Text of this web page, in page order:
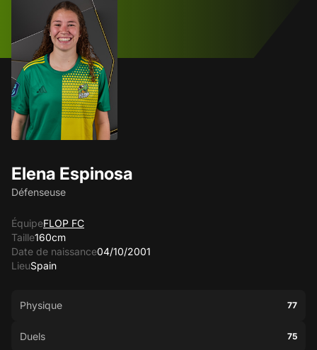
Elena Espinosa
Défenseuse
ÉquipeFLOP FC
Taille160cm
Date de naissance04/10/2001
LieuSpain
Physique 77
Duels 75